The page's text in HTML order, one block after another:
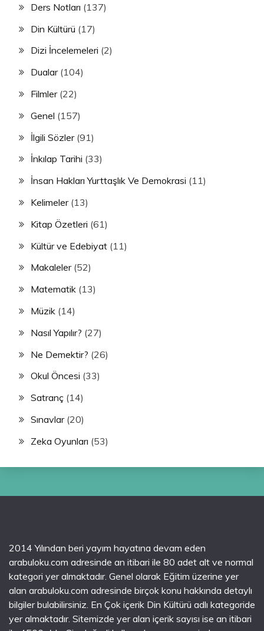
Ders Notları (137)
Din Kültürü (17)
Dizi İncelemeleri (2)
Dualar(104)
Filmler(22)
Genel (157)
İlgili Sözler(91)
İnkılap Tarihi (33)
İnsan Hakları Yurttaşlık Ve Demokrasi (11)
Kelimeler(13)
Kitap Özetleri (61)
Kültür ve Edebiyat (11)
Makaleler(52)
Matematik (13)
Müzik (14)
Nasıl Yapılır? (27)
Ne Demektir? (26)
Okul Öncesi (33)
Satranç (14)
Sınavlar(20)
Zeka Oyunları (53)
2014 Yılından beri yayım hayatına devam eden
arabuloku.com adresinde an itibari ile 80 adet alt ve normal
kategori yer almaktadır. Genel olarak Eğitim üzerine yer
alan arabuloku.com adresinde birçok konu hakkında detaylı
bilgiler bulabilirsiniz. En Çok içerik Din Kültürü adlı kategoride
yer almaktadır. Sitemizde yer alan içerik sayısı ise an itibari